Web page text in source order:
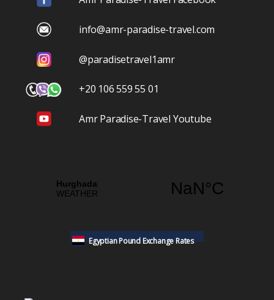
info@amr-paradise-travel.com
@paradisetravel1amr
+20 106 559 55 01
Amr Paradise-Travel Youtube
Egyptian Pound Exchange Rates